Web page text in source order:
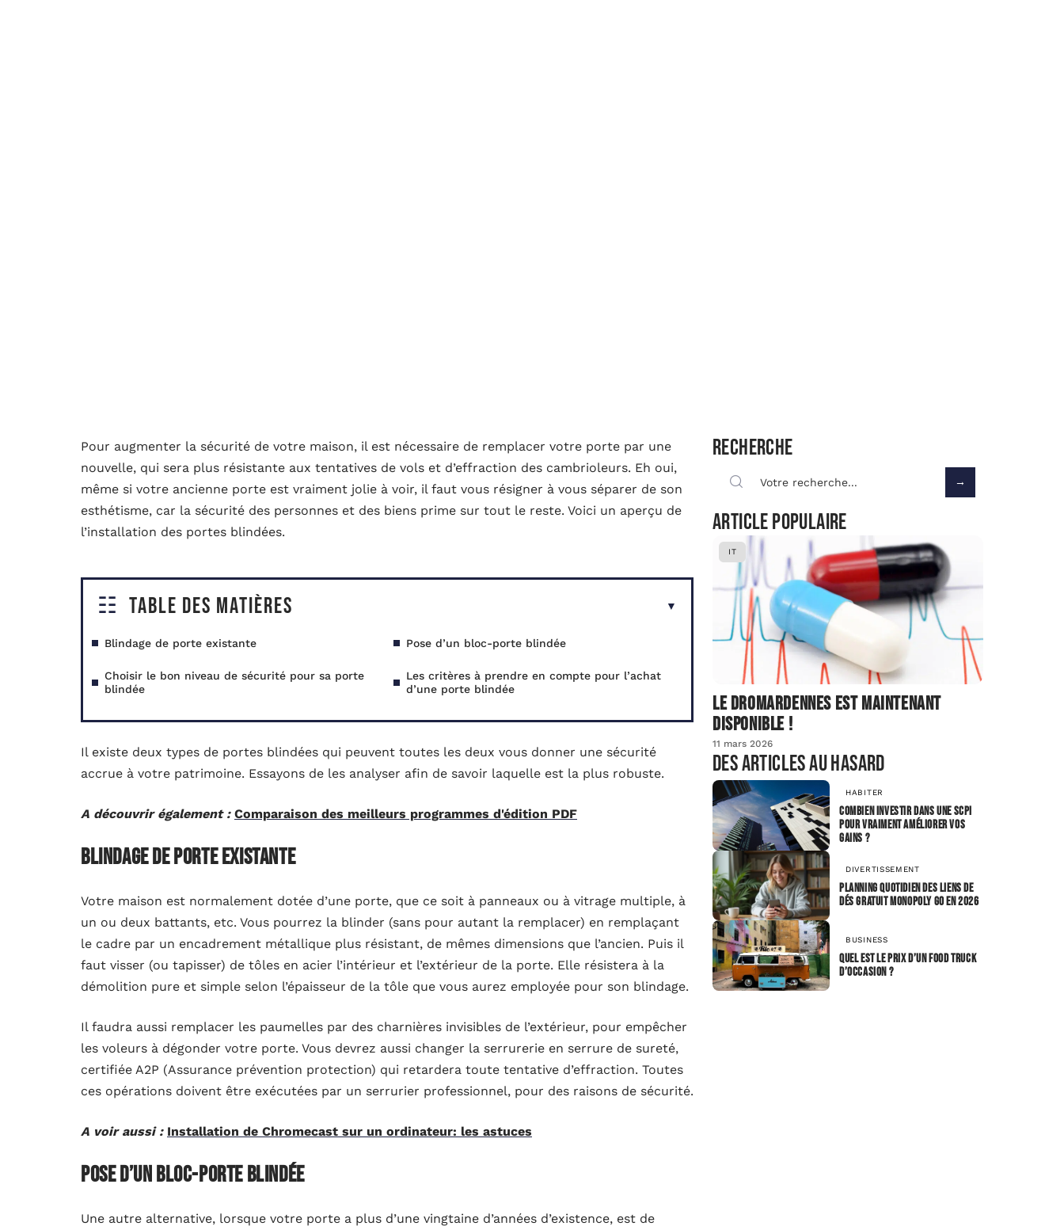
Pour augmenter la sécurité de votre maison, il est nécessaire de remplacer votre porte par une
nouvelle, qui sera plus résistante aux tentatives de vols et d’effraction des cambrioleurs. Eh oui,
même si votre ancienne porte est vraiment jolie à voir, il faut vous résigner à vous séparer de son
esthétisme, car la sécurité des personnes et des biens prime sur tout le reste. Voici un aperçu de
l’installation des portes blindées.
Table des matières
Blindage de porte existante Pose d’un bloc-porte blindée
Choisir le bon niveau de sécurité pour sa porte
blindée
Les critères à prendre en compte pour l’achat
d’une porte blindée
Il existe deux types de portes blindées qui peuvent toutes les deux vous donner une sécurité
accrue à votre patrimoine. Essayons de les analyser afin de savoir laquelle est la plus robuste.
A découvrir également : Comparaison des meilleurs programmes d'édition PDF
Blindage de porte existante
Votre maison est normalement dotée d’une porte, que ce soit à panneaux ou à vitrage multiple, à
un ou deux battants, etc. Vous pourrez la blinder (sans pour autant la remplacer) en remplaçant
le cadre par un encadrement métallique plus résistant, de mêmes dimensions que l’ancien. Puis il
faut visser (ou tapisser) de tôles en acier l’intérieur et l’extérieur de la porte. Elle résistera à la
démolition pure et simple selon l’épaisseur de la tôle que vous aurez employée pour son blindage.
Il faudra aussi remplacer les paumelles par des charnières invisibles de l’extérieur, pour empêcher
les voleurs à dégonder votre porte. Vous devrez aussi changer la serrurerie en serrure de sureté,
certifiée A2P (Assurance prévention protection) qui retardera toute tentative d’effraction. Toutes
ces opérations doivent être exécutées par un serrurier professionnel, pour des raisons de sécurité.
A voir aussi : Installation de Chromecast sur un ordinateur: les astuces
Pose d’un bloc-porte blindée
Une autre alternative, lorsque votre porte a plus d’une vingtaine d’années d’existence, est de
Recherche
Article populaire
IT
Le dromardennes est maintenant
disponible !
11 mars 2026
Des articles au hasard
HABITER
Combien investir dans une SCPI
pour vraiment améliorer vos
gains ?
DIVERTISSEMENT
Planning quotidien des Liens de
dés gratuit Monopoly GO en 2026
BUSINESS
Quel est le prix d’un food truck
d’occasion ?